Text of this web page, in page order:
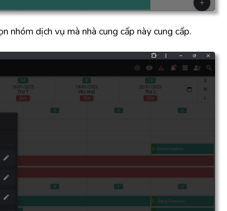
nhóm dịch vụ mà nhà cung cấp này cung cấp.